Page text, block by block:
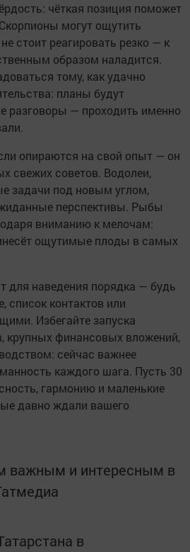
чёткая позиция поможет
могут ощутить
стоит реагировать резко — к
образом наладится.
тому, как удачно
планы будут
разговоры — проходить именно
опираются на свой опыт — он
свежих советов. Водолеи,
задачи под новым углом,
перспективы. Рыбы
вниманию к мелочам:
ощутимые плоды в самых
для наведения порядка — будь
список контактов или
Избегайте запуска
крупных финансовых вложений,
сейчас важнее
каждого шага. Пусть 30
гармонию и маленькие
давно ждали вашего
важным и интересным в
в